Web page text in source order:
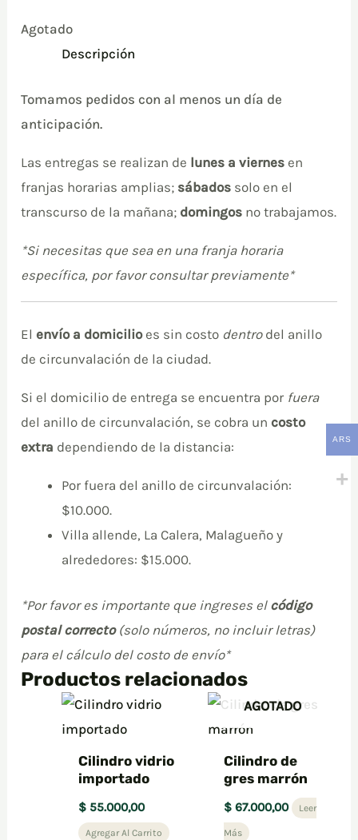
Agotado
Descripción
Tomamos pedidos con al menos un día de
anticipación.
Las entregas se realizan de lunes a viernes en
franjas horarias amplias; sábados solo en el
transcurso de la mañana; domingos no trabajamos.
*Si necesitas que sea en una franja horaria
específica, por favor consultar previamente*
El envío a domicilioes sin costo dentrodel anillo
de circunvalación de la ciudad.
Si el domicilio de entrega se encuentra por fuera
del anillo de circunvalación, se cobra un costo
extra dependiendo de la distancia:
Por fuera del anillo de circunvalación:
$10.000.
Villa allende, La Calera, Malagueño y
alrededores: $15.000.
*Por favor es importante que ingreses el código
postal correcto(solo números, no incluir letras)
para el cálculo del costo de envío*
Productos relacionados
Cilindro vidrio
importado
$55.000,00
Agregar Al Carrito
AGOTADO
Cilindro de
gres marrón
$67.000,00 Leer
Más
ARS